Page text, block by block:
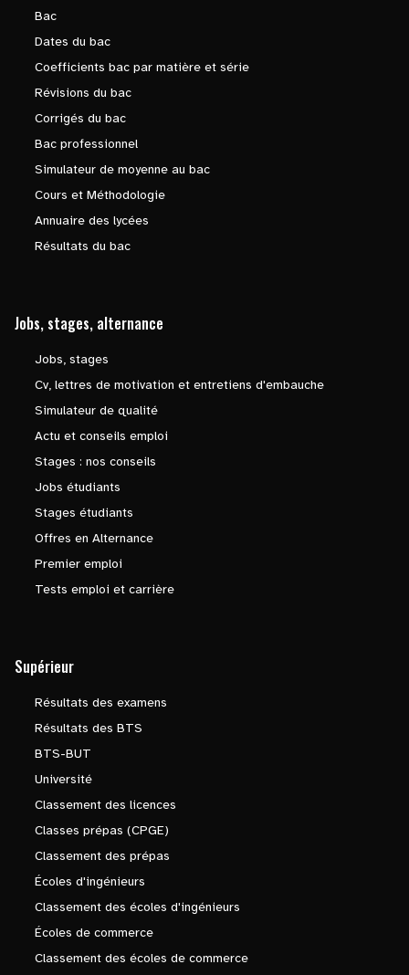
Bac
Dates du bac
Coefficients bac par matière et série
Révisions du bac
Corrigés du bac
Bac professionnel
Simulateur de moyenne au bac
Cours et Méthodologie
Annuaire des lycées
Résultats du bac
Jobs, stages, alternance
Jobs, stages
Cv, lettres de motivation et entretiens d'embauche
Simulateur de qualité
Actu et conseils emploi
Stages : nos conseils
Jobs étudiants
Stages étudiants
Offres en Alternance
Premier emploi
Tests emploi et carrière
Supérieur
Résultats des examens
Résultats des BTS
BTS-BUT
Université
Classement des licences
Classes prépas (CPGE)
Classement des prépas
Écoles d'ingénieurs
Classement des écoles d'ingénieurs
Écoles de commerce
Classement des écoles de commerce